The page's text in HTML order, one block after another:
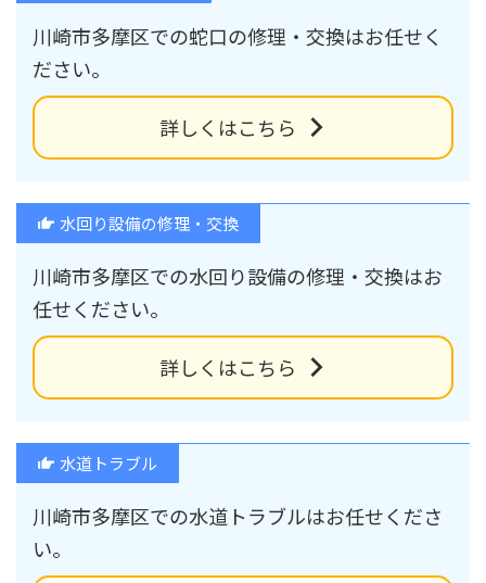
川崎市多摩区での蛇口の修理・交換はお任せく
ださい。
詳しくはこちら
水回り設備の修理・交換
川崎市多摩区での水回り設備の修理・交換はお
任せください。
詳しくはこちら
水道トラブル
川崎市多摩区での水道トラブルはお任せくださ
い。